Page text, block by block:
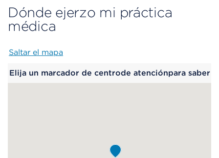
Dónde ejerzo mi práctica
médica
Saltar el mapa
Elija un marcador de centrode atenciónpara saber